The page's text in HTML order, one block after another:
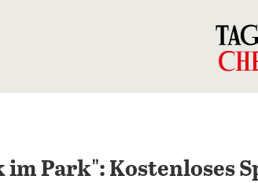
im Park": Kostenloses